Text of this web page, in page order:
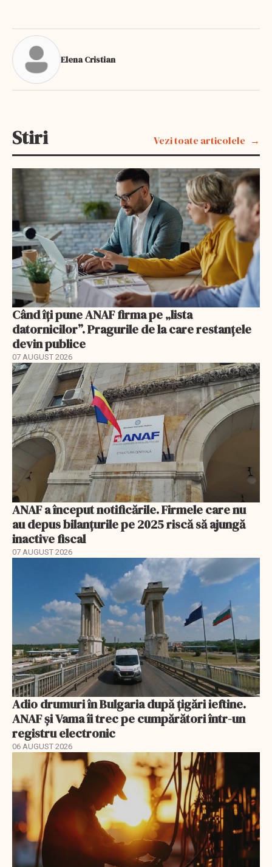
Elena Cristian
Stiri Vezi toate articolele
Când îți pune ANAF firma pe „lista
datornicilor”. Pragurile de la care restanțele
devin publice
07 AUGUST 2026
ANAF a început notificările. Firmele care nu
au depus bilanțurile pe 2025 riscă să ajungă
inactive fiscal
07 AUGUST 2026
Adio drumuri în Bulgaria după țigări ieftine.
ANAF și Vama îi trec pe cumpărători într-un
registru electronic
06 AUGUST 2026